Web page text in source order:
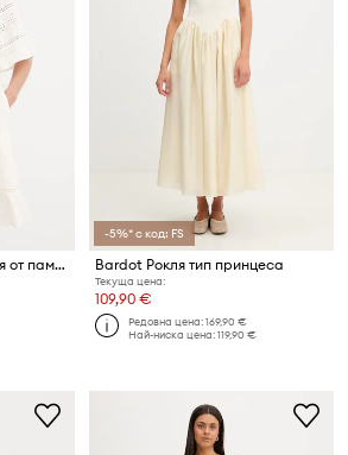
Marc O'Polo лятна рокля от памук
-5%* с код: FS
Bardot Рокля тип принцеса
Текуща цена:
109,90 €
Редовна цена:169,90 €
Най-ниска цена:119,90 €